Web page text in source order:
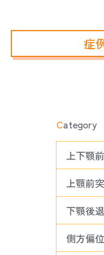
症
Category
上下顎
上顎前突
下顎後退
側方偏位